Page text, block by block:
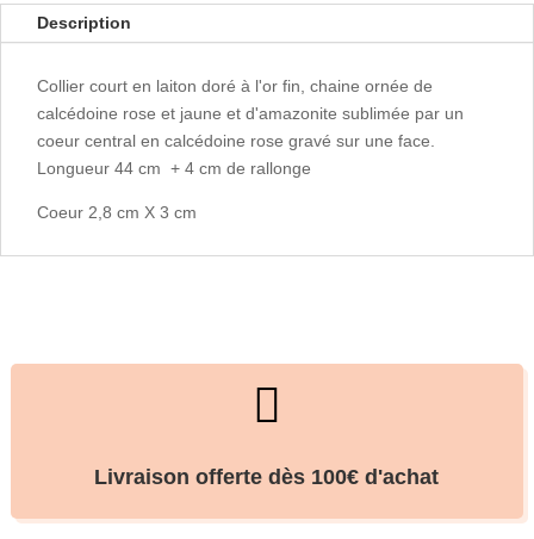
Description
Collier court en laiton doré à l'or fin, chaine ornée de
calcédoine rose et jaune et d'amazonite sublimée par un
coeur central en calcédoine rose gravé sur une face.
Longueur 44 cm + 4 cm de rallonge
Coeur 2,8 cm X 3 cm

Livraison offerte dès 100€ d'achat